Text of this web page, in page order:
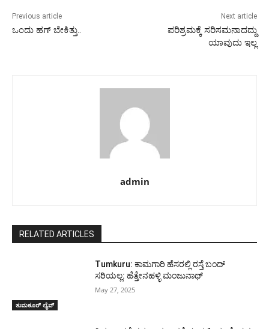
Previous article
ಒಂದು ಹಗ್ ಬೇಕಿತ್ತು..
Next article
ಪರಿಶ್ರಮಕ್ಕೆ ಸರಿಸಮನಾದದ್ದು
ಯಾವುದು ಇಲ್ಲ
admin
RELATED ARTICLES
ತುಮಕೂರ್ ಲೈವ್
Tumkuru: ಕಾಮಗಾರಿ ಹೆಸರಲ್ಲಿ ರಸ್ತೆ ಬಂದ್
ಸರಿಯಲ್ಲ: ಹೆತ್ತೇನಹಳ್ಳಿ ಮಂಜುನಾಥ್
May 27, 2025